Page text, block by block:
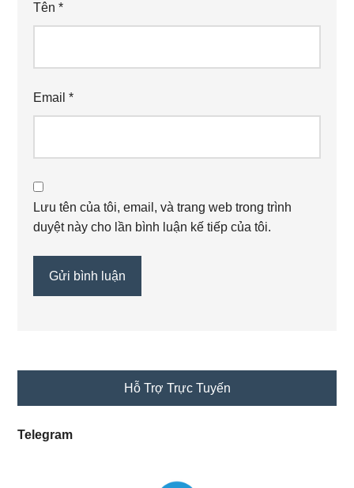
Tên*
Email*
Lưu tên của tôi, email, và trang web trong trình
duyệt này cho lần bình luận kế tiếp của tôi.
Hỗ Trợ Trực Tuyến
Telegram